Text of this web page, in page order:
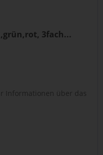
3fach...
Informationen über das